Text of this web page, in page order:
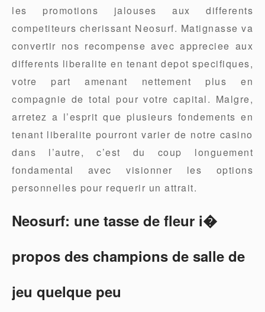
les promotions jalouses aux differents
competiteurs cherissant Neosurf. Matignasse va
convertir nos recompense avec appreciee aux
differents liberalite en tenant depot specifiques,
votre part amenant nettement plus en
compagnie de total pour votre capital. Malgre,
arretez a l’esprit que plusieurs fondements en
tenant liberalite pourront varier de notre casino
dans l’autre, c’est du coup longuement
fondamental avec visionner les options
personnelles pour requerir un attrait.
Neosurf: une tasse de fleur i�
propos des champions de salle de
jeu quelque peu